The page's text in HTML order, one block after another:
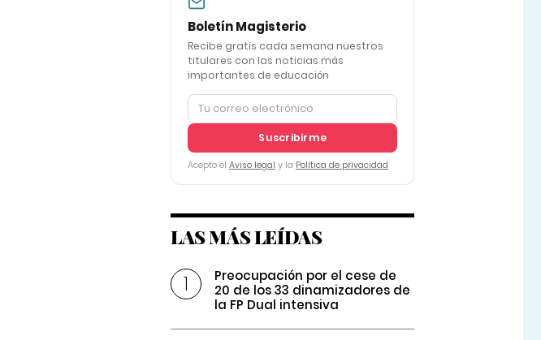
Boletín Magisterio
Recibe gratis cada semana nuestros
titulares con las noticias más
importantes de educación
Suscribirme
Acepto el Aviso legal y la Política de privacidad
LAS MÁS LEÍDAS
Preocupación por el cese de
20 de los 33 dinamizadores de
la FP Dual intensiva